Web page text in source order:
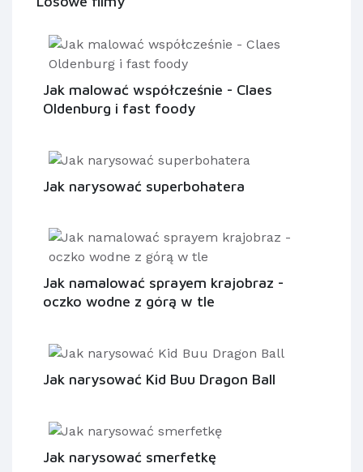
Jak malować współcześnie - Claes
Oldenburg i fast foody
Jak narysować superbohatera
Jak namalować sprayem krajobraz -
oczko wodne z górą w tle
Jak narysować Kid Buu Dragon Ball
Jak narysować smerfetkę